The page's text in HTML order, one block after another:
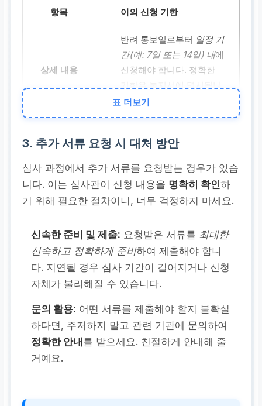
이의 신청 기한
반려 통보일로부터 일정 기
간(예: 7일 또는 14일) 내에
신청해야 합니다. 정확한
기한은 통지서에 명시됩니
다.
반려 사유를 반박하거나 보
추가 증빙 서
류를 제출해야 합니다. (예:
소득 증명 서류, 가족관계
표 더보기
3. 추가 서류 요청 시 대처 방안
심사 과정에서 추가 서류를 요청받는 경우가 있습
니다. 이는 심사관이 신청 내용을 명확히 확인하
기 위해 필요한 절차이니, 너무 걱정하지 마세요.
신속한 준비 및 제출: 요청받은 서류를 최대한
신속하고 정확하게 준비하여 제출해야 합니
다. 지연될 경우 심사 기간이 길어지거나 신청
자체가 불리해질 수 있습니다.
문의 활용: 어떤 서류를 제출해야 할지 불확실
하다면, 주저하지 말고 관련 기관에 문의하여
정확한 안내 를 받으세요. 친절하게 안내해 줄
거예요.